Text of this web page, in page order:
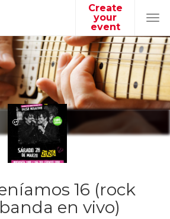
Create
your
event
16 (rock
en vivo)